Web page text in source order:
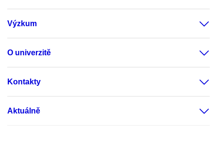
Výzkum
O univerzitě
Kontakty
Aktuálně